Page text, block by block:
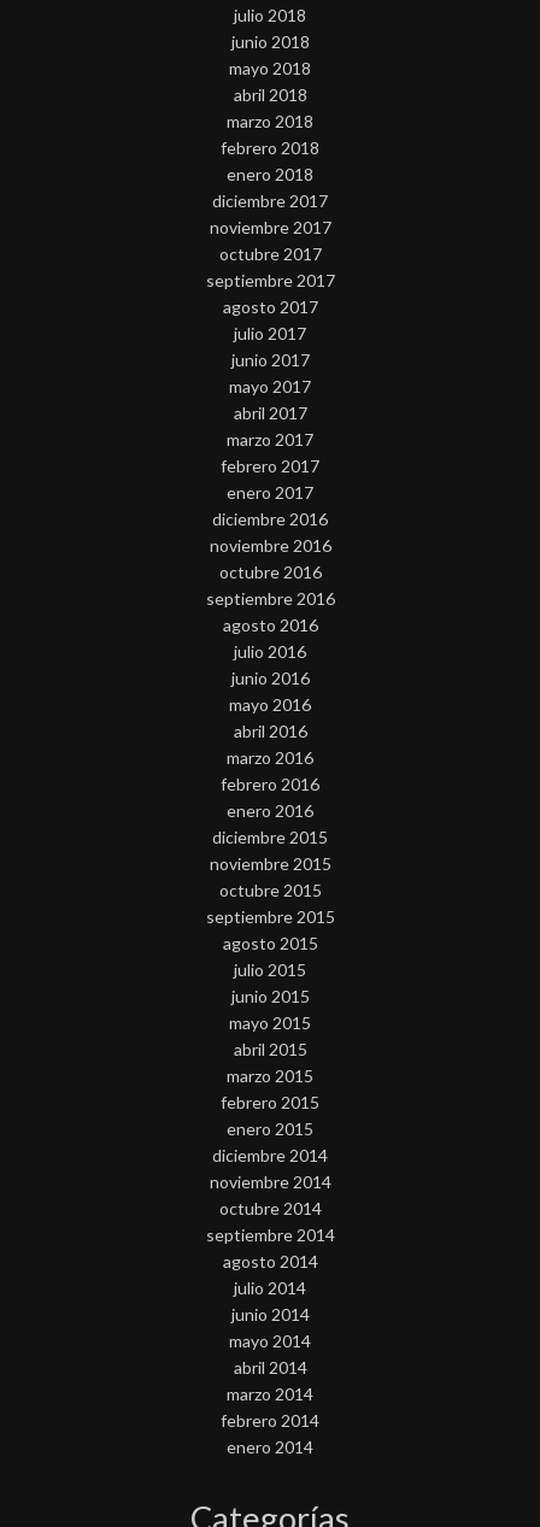
julio 2018
junio 2018
mayo 2018
abril 2018
marzo 2018
febrero 2018
enero 2018
diciembre 2017
noviembre 2017
octubre 2017
septiembre 2017
agosto 2017
julio 2017
junio 2017
mayo 2017
abril 2017
marzo 2017
febrero 2017
enero 2017
diciembre 2016
noviembre 2016
octubre 2016
septiembre 2016
agosto 2016
julio 2016
junio 2016
mayo 2016
abril 2016
marzo 2016
febrero 2016
enero 2016
diciembre 2015
noviembre 2015
octubre 2015
septiembre 2015
agosto 2015
julio 2015
junio 2015
mayo 2015
abril 2015
marzo 2015
febrero 2015
enero 2015
diciembre 2014
noviembre 2014
octubre 2014
septiembre 2014
agosto 2014
julio 2014
junio 2014
mayo 2014
abril 2014
marzo 2014
febrero 2014
enero 2014
Categorías